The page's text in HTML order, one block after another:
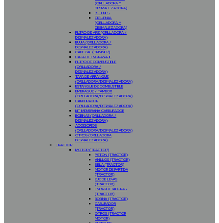
(ORILLADORA Y
DESMALEZADORA)
RETENES
CIGÜEÑAL
(ORILLADORA Y
DESMALEZADORA)
FILTRO DE AIRE (ORILLADORA /
DESMALEZADORA)
BUJIA (ORILLADORA /
DESMALEZADORA)
CABEZAL (TRIMMER)
CAJA DE ENGRANAJE
FILTRO DE COMBUSTIBLE
(ORILLADORA /
DESMALEZADORA)
TAPA DE ARRANQUE
(ORILLADORA/DESMALEZADORA)
ESTANQUE DE COMBUSTIBLE
EMBRAGUE / TAMBOR
(ORILLADORA/DESMALEZADORA)
CARBURADOR
(ORILLADORA/DESMALEZADORA)
KIT MEMBRANA CARBURADOR
BOBINAS (ORILLADORA /
DESMALEZADORA)
ACCESORIOS
(ORILLADORA/DESMALEZADORA)
OTROS (ORILLADORA
DESMALEZADORA)
TRACTOR
MOTOR (TRACTOR)
PISTON (TRACTOR)
ANILLOS (TRACTOR)
BIELA (TRACTOR)
MOTOR DE PARTIDA
(TRACTOR)
EJE DE LEVAS
(TRACTOR)
EMPAQUETADURAS
(TRACTOR)
BOBINA (TRACTOR)
CABURADOR
(TRACTOR)
OTROS (TRACTOR
MOTOR)